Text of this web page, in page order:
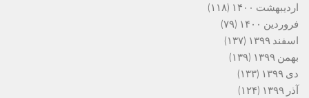
اردیبهشت ۱۴۰۰
(۱۱۸)
فروردین ۱۴۰۰
(۷۹)
اسفند ۱۳۹۹
(۱۳۷)
بهمن ۱۳۹۹
(۱۳۹)
دی ۱۳۹۹
(۱۳۳)
آذر ۱۳۹۹
(۱۲۴)